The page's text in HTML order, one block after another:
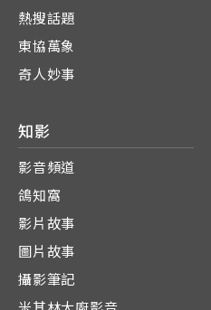
熱搜話題
東協萬象
奇人妙事
知影
影音頻道
鴿知窩
影片故事
圖片故事
攝影筆記